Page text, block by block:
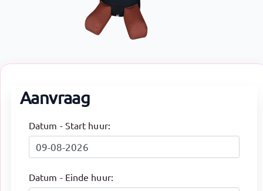
Aanvraag
Datum - Start huur:
Datum - Einde huur: